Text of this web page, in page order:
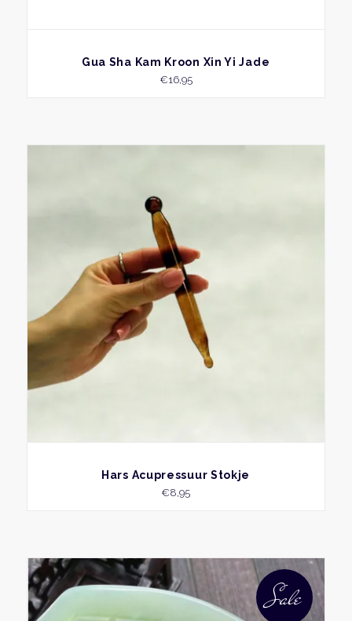
BEKIJK
Gua Sha Kam Kroon Xin Yi Jade
€16,95
BEKIJKHars Acupressuur Stokje
€8,95
Sale